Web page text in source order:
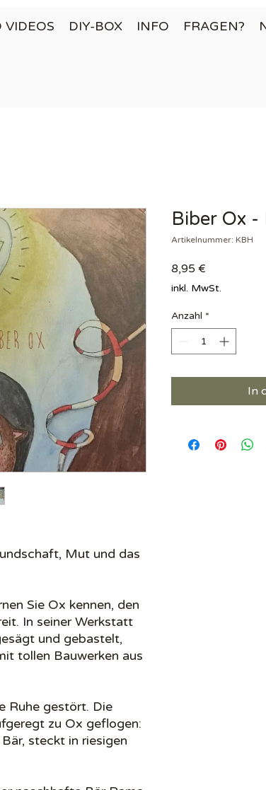
VIDEOS DIY-BOX INFO FRAGEN?
Mut und das
Sie Ox kennen, den
In seiner Werkstatt
und gebastelt,
tollen Bauwerken aus
Ruhe gestört. Die
zu Ox geflogen:
steckt in riesigen
Biber Ox -
Artikelnummer: KBH
8,95 €
inkl. MwSt.
Anzahl *
In